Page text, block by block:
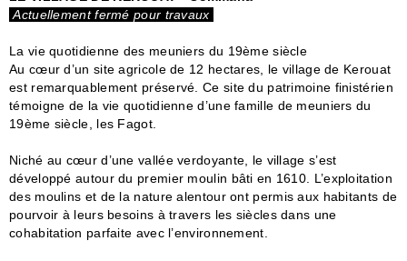
Actuellement fermé pour travaux
La vie quotidienne des meuniers du 19ème siècle
Au cœur d’un site agricole de 12 hectares, le village de Kerouat
est remarquablement préservé. Ce site du patrimoine finistérien
témoigne de la vie quotidienne d’une famille de meuniers du
19ème siècle, les Fagot.
Niché au cœur d’une vallée verdoyante, le village s’est
développé autour du premier moulin bâti en 1610. L’exploitation
des moulins et de la nature alentour ont permis aux habitants de
pourvoir à leurs besoins à travers les siècles dans une
cohabitation parfaite avec l’environnement.